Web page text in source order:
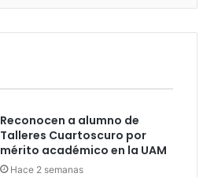
Reconocen a alumno de
Talleres Cuartoscuro por
mérito académico en la UAM
Hace 2 semanas